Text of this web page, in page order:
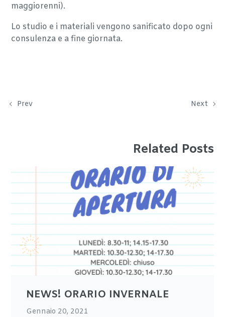
maggiorenni).
Lo studio e i materiali vengono sanificato dopo ogni
consulenza e a fine giornata.
Prev Next
Related Posts
NEWS! ORARIO INVERNALE
Gennaio 20, 2021